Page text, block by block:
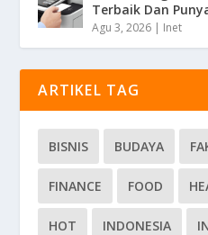
Terbaik Dan
Agu 3, 2026 | Inet
ARTIKEL TAG
BISNIS BUDAYA
FINANCE FOOD
HOT INDONESIA